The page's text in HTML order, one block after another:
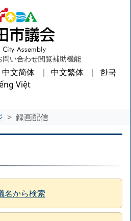
問い合わせ閲覧補助機能
中文简体 中文繁体
한국
Việt
録画配信
名から検索